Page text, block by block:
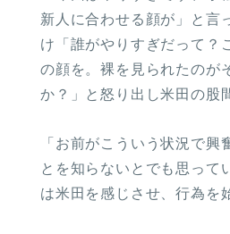
新人に合わせる顔が」と言
け「誰がやりすぎだって？
の顔を。裸を見られたのが
か？」と怒り出し米田の股
「お前がこういう状況で興
とを知らないとでも思って
は米田を感じさせ、行為を